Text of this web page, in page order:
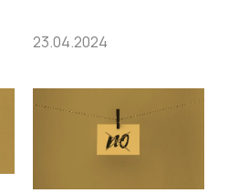
23.04.2024